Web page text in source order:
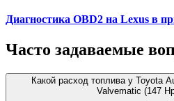
Диагностика OBD2 на Lexus в
Часто задаваемые
Какой расход топлива у Toyota
Valvematic (147